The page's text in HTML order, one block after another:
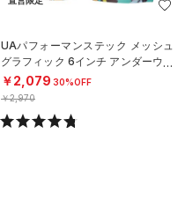
UAパフォーマンステック メッシュ
グラフィック 6インチ アンダーウェ
ア（トレーニング/MEN）
￥2,079 30%OFF
￥2,970